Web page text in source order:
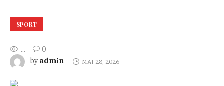
SPORT
...
0
by admin MAI 28, 2026